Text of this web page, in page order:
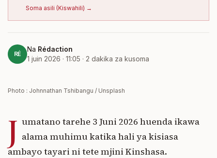
Soma asili (Kiswahili) →
RÉ
Na Rédaction
1 juin 2026 · 11:05 · 2 dakika za kusoma
Photo : Johnnathan Tshibangu / Unsplash
J umatano tarehe 3 Juni 2026 huenda ikawa
alama muhimu katika hali ya kisiasa
ambayo tayari ni tete mjini Kinshasa.